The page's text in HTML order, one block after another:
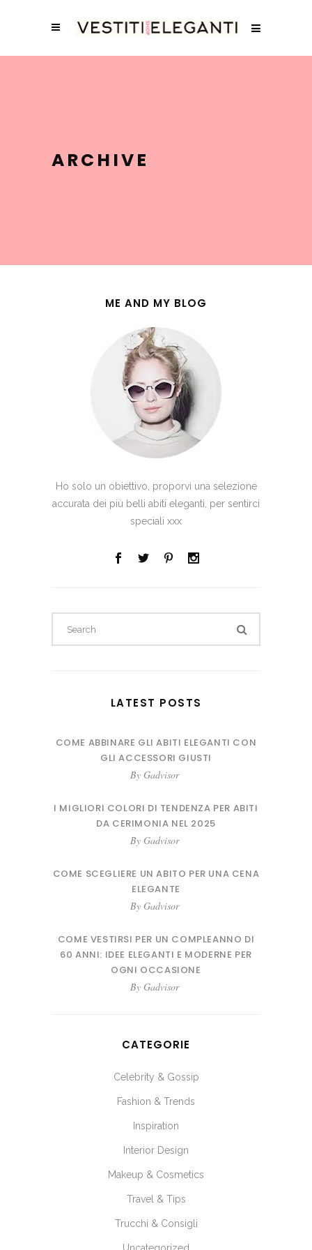
ARCHIVE
ME AND MY BLOG
Ho solo un obiettivo, proporvi una selezione
accurata dei più belli abiti eleganti, per sentirci
speciali xxx
LATEST POSTS
COME ABBINARE GLI ABITI ELEGANTI CON
GLI ACCESSORI GIUSTI
By Gadvisor
I MIGLIORI COLORI DI TENDENZA PER ABITI
DA CERIMONIA NEL 2025
By Gadvisor
COME SCEGLIERE UN ABITO PER UNA CENA
ELEGANTE
By Gadvisor
COME VESTIRSI PER UN COMPLEANNO DI
60 ANNI: IDEE ELEGANTI E MODERNE PER
OGNI OCCASIONE
By Gadvisor
CATEGORIE
Celebrity & Gossip
Fashion & Trends
Inspiration
Interior Design
Makeup & Cosmetics
Travel & Tips
Trucchi & Consigli